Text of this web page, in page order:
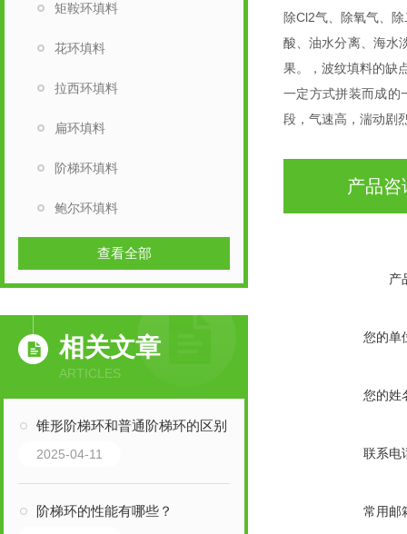
矩鞍环填料
花环填料
拉西环填料
扁环填料
阶梯环填料
鲍尔环填料
查看全部
相关文章
ARTICLES
锥形阶梯环和普通阶梯环的区别
2025-04-11
阶梯环的性能有哪些？
除Cl2气、除氧气、
酸、油水分离、海水
果。，波纹填料的缺
一定方式拼装而成的
段，气速高，湍动剧
产品咨
产
您的单
您的姓
联系电
常用邮